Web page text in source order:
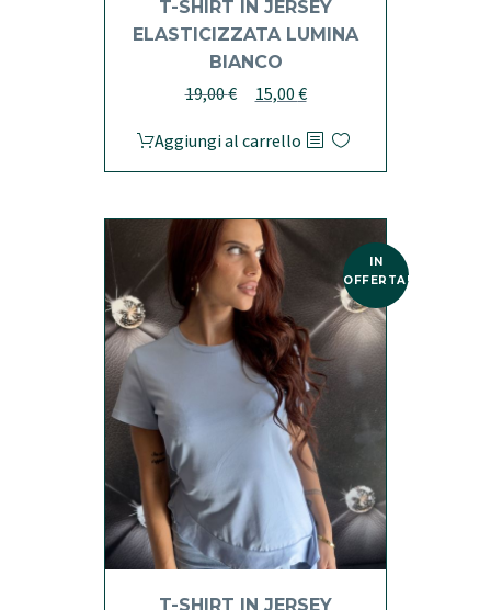
T-SHIRT IN JERSEY
ELASTICIZZATA LUMINA
BIANCO
19,00€
Il
originale
era:
15,00 €
attuale
è:
Aggiungi al carrello
IN
OFFERTA!
T-SHIRT IN JERSEY